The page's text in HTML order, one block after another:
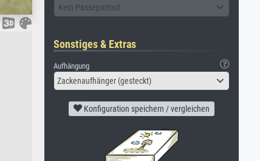
Kein Passepartout
Sonstiges & Extras
Aufhängung
Zackenaufhänger (gesteckt)
Konfiguration speichern / vergleichen